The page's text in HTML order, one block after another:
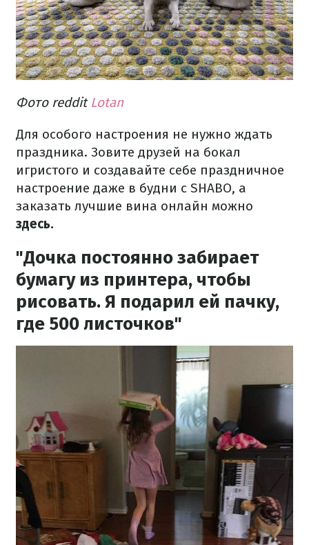
Фото reddit Lotan
Для особого настроения не нужно ждать
праздника. Зовите друзей на бокал
игристого и создавайте себе праздничное
настроение даже в будни с SHABO, а
заказать лучшие вина онлайн можно
здесь.
"Дочка постоянно забирает
бумагу из принтера, чтобы
рисовать. Я подарил ей пачку,
где 500 листочков"